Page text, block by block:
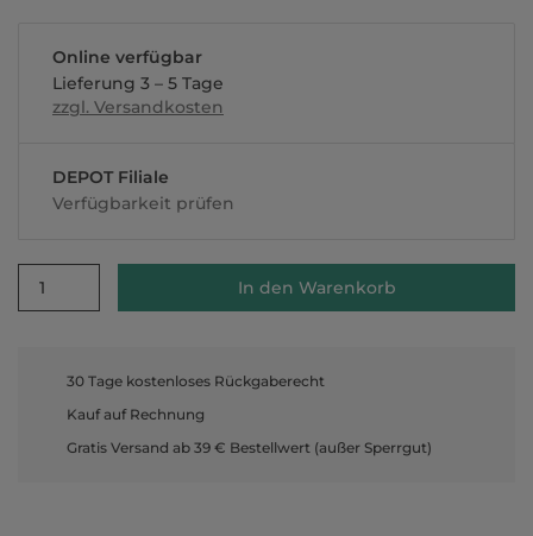
Online verfügbar
Lieferung 3 – 5 Tage
zzgl. Versandkosten
DEPOT Filiale
Verfügbarkeit prüfen
1 In den Warenkorb
30 Tage kostenloses Rückgaberecht
Kauf auf Rechnung
Gratis Versand ab 39 € Bestellwert (außer Sperrgut)